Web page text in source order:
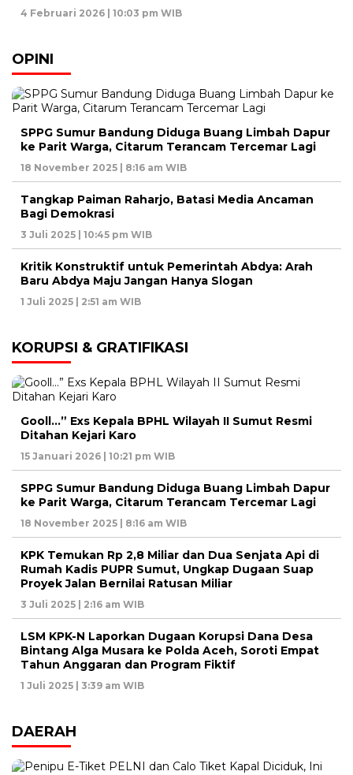
4 Februari 2026 | 10:03 pm WIB
OPINI
SPPG Sumur Bandung Diduga Buang Limbah Dapur
ke Parit Warga, Citarum Terancam Tercemar Lagi
18 November 2025 | 8:16 am WIB
Tangkap Paiman Raharjo, Batasi Media Ancaman
Bagi Demokrasi
3 Juli 2025 | 10:45 pm WIB
Kritik Konstruktif untuk Pemerintah Abdya: Arah
Baru Abdya Maju Jangan Hanya Slogan
1 Juli 2025 | 2:51 am WIB
KORUPSI & GRATIFIKASI
Gooll…” Exs Kepala BPHL Wilayah II Sumut Resmi
Ditahan Kejari Karo
15 Januari 2026 | 10:21 pm WIB
SPPG Sumur Bandung Diduga Buang Limbah Dapur
ke Parit Warga, Citarum Terancam Tercemar Lagi
18 November 2025 | 8:16 am WIB
KPK Temukan Rp 2,8 Miliar dan Dua Senjata Api di
Rumah Kadis PUPR Sumut, Ungkap Dugaan Suap
Proyek Jalan Bernilai Ratusan Miliar
3 Juli 2025 | 2:16 am WIB
LSM KPK-N Laporkan Dugaan Korupsi Dana Desa
Bintang Alga Musara ke Polda Aceh, Soroti Empat
Tahun Anggaran dan Program Fiktif
1 Juli 2025 | 3:39 am WIB
DAERAH